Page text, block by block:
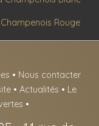
Rouge
• Nous contacter
• Actualités • Le
•